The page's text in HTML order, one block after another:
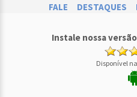
FALE DESTAQUES
Instale nossa
Disponível